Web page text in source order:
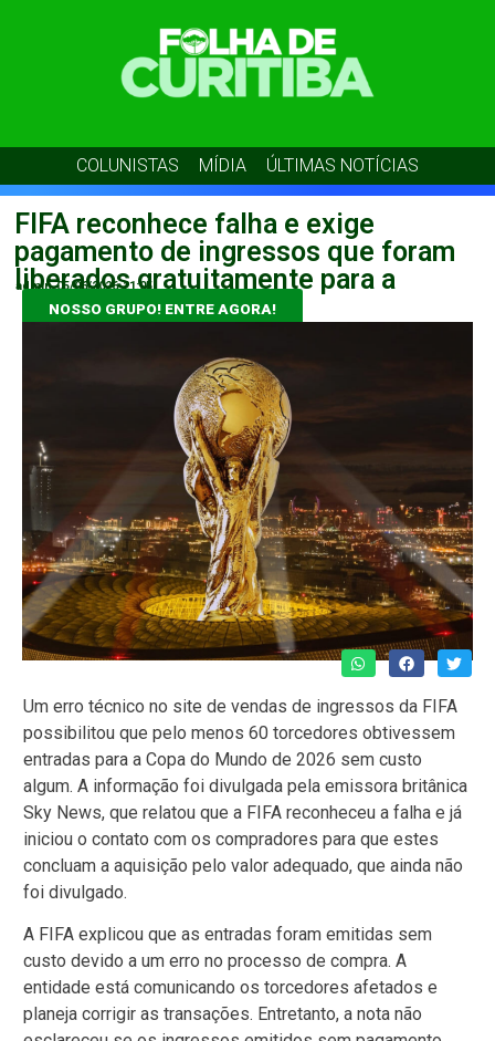
COLUNISTAS MÍDIA ÚLTIMAS NOTÍCIAS
FIFA reconhece falha e exige
pagamento de ingressos que foram
liberados gratuitamente para a
admin 05/06/2026 21:05
NOSSO GRUPO! ENTRE AGORA!
Um erro técnico no site de vendas de ingressos da FIFA
possibilitou que pelo menos 60 torcedores obtivessem
entradas para a Copa do Mundo de 2026 sem custo
algum. A informação foi divulgada pela emissora britânica
Sky News, que relatou que a FIFA reconheceu a falha e já
iniciou o contato com os compradores para que estes
concluam a aquisição pelo valor adequado, que ainda não
foi divulgado.
A FIFA explicou que as entradas foram emitidas sem
custo devido a um erro no processo de compra. A
entidade está comunicando os torcedores afetados e
planeja corrigir as transações. Entretanto, a nota não